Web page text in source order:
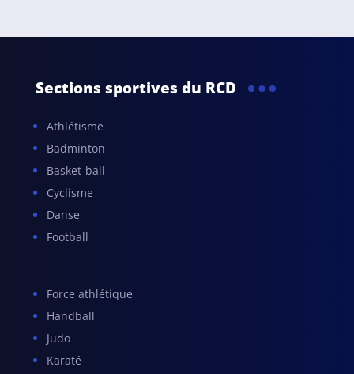
Sections sportives du RCD
Athlétisme
Badminton
Basket-ball
Cyclisme
Danse
Football
Force athlétique
Handball
Judo
Karaté